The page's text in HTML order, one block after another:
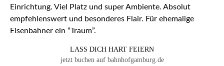
Einrichtung. Viel Platz und super Ambiente. Absolut
empfehlenswert und besonderes Flair. Für ehemalige
Eisenbahner ein “Traum”.
LASS DICH HART FEIERN
jetzt buchen auf bahnhofgamburg.de